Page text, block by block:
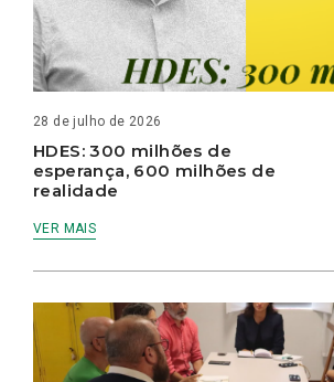
28 de julho de 2026
HDES: 300 milhões de
esperança, 600 milhões de
realidade
VER MAIS